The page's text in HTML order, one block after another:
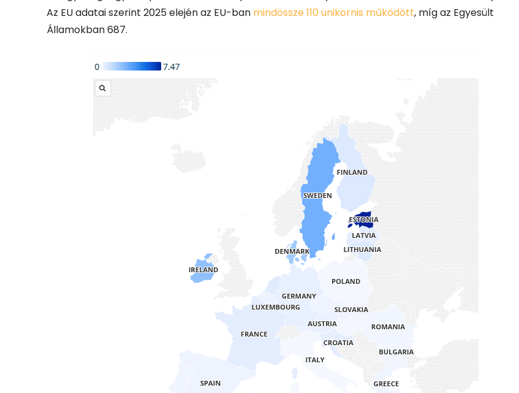
Az EU adatai szerint 2025 elején az EU-ban mindössze 110 unikornis működött, míg az Egyesült
Államokban 687.